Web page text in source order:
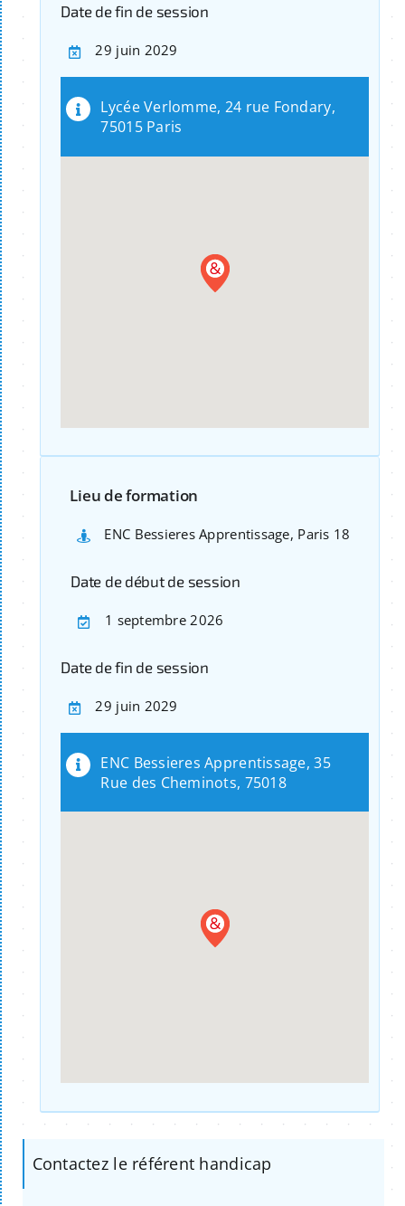
Date de fin de session
29 juin 2029
Lycée Verlomme, 24 rue Fondary,
75015 Paris
Lieu de formation
ENC Bessieres Apprentissage, Paris 18
Date de début de session
1 septembre 2026
Date de fin de session
29 juin 2029
ENC Bessieres Apprentissage, 35
Rue des Cheminots, 75018
Contactez le référent handicap